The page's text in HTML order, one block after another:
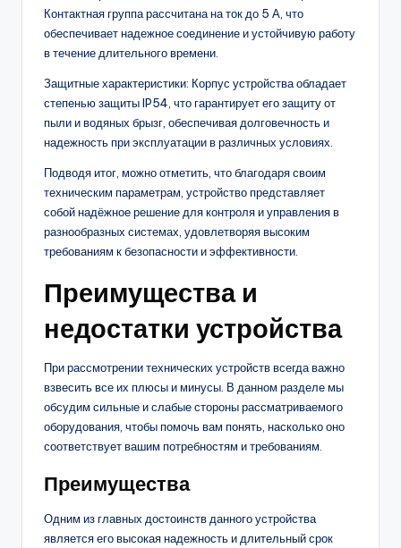
Контактная группа рассчитана на ток до 5 А, что
обеспечивает надежное соединение и устойчивую работу
в течение длительного времени.
Защитные характеристики: Корпус устройства обладает
степенью защиты IP54, что гарантирует его защиту от
пыли и водяных брызг, обеспечивая долговечность и
надежность при эксплуатации в различных условиях.
Подводя итог, можно отметить, что благодаря своим
техническим параметрам, устройство представляет
собой надёжное решение для контроля и управления в
разнообразных системах, удовлетворяя высоким
требованиям к безопасности и эффективности.
Преимущества и
недостатки устройства
При рассмотрении технических устройств всегда важно
взвесить все их плюсы и минусы. В данном разделе мы
обсудим сильные и слабые стороны рассматриваемого
оборудования, чтобы помочь вам понять, насколько оно
соответствует вашим потребностям и требованиям.
Преимущества
Одним из главных достоинств данного устройства
является его высокая надежность и длительный срок